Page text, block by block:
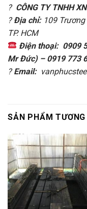
? CÔNG TY TNHH
?Địa chỉ:109 Trương
TP. HCM
Điện thoại: 0909
Mr Đức) – 0919 773
?Email:
SẢN PHẨM